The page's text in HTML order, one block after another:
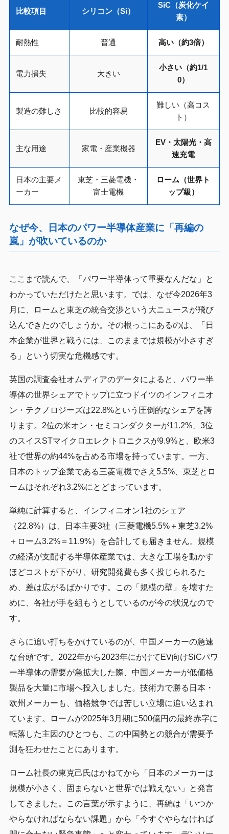
比較項目 シリコン（Si）
SiC（炭化ケイ
素）
耐熱性 普通 高い（約3倍）
電力損失 大きい
小さい（約1/1
0）
製造の難しさ 比較的容易
難しい（高コス
ト）
主な用途 家電・産業機器
EV・太陽光・高
速充電
日本の主要メ
ーカー
東芝・三菱電機・
富士電機
ローム（世界ト
ップ級）
なぜ今、日本のパワー半導体産業に「再編の
嵐」が吹いているのか
ここまで読んで、「パワー半導体って重要なんだな」と
わかっていただけたと思います。では、なぜ今2026年3
月に、ロームと東芝の統合交渉という大ニュースが飛び
込んできたのでしょうか。その根っこにあるのは、「日
本企業が世界と戦うには、このままでは規模が小さすぎ
る」という切実な危機感です。
英国の調査会社オムディアのデータによると、パワー半
導体の世界シェアでトップに立つドイツのインフィニオ
ン・テクノロジーズは22.8%という圧倒的なシェアを誇
ります。2位の米オン・セミコンダクターが11.2%、3位
のスイスSTマイクロエレクトロニクスが9.9%と、欧米3
社で世界の約44%を占める市場を持っています。一方、
日本のトップ企業である三菱電機でさえ5.5%、東芝とロ
ームはそれぞれ3.2%にとどまっています。
単純に計算すると、インフィニオン1社のシェア
（22.8%）は、日本主要3社（三菱電機5.5%＋東芝3.2%
＋ローム3.2%＝11.9%）を合計しても届きません。規模
の経済が支配する半導体産業では、大きな工場を動かす
ほどコストが下がり、研究開発費も多く投じられるた
め、差は広がるばかりです。この「規模の壁」を壊すた
めに、各社が手を組もうとしているのが今の状況なので
す。
さらに追い打ちをかけているのが、中国メーカーの急速
な台頭です。2022年から2023年にかけてEV向けSiCパワ
ー半導体の需要が急拡大した際、中国メーカーが低価格
製品を大量に市場へ投入しました。技術力で勝る日本・
欧州メーカーも、価格競争では苦しい立場に追い込まれ
ています。ロームが2025年3月期に500億円の最終赤字に
転落した主因のひとつも、この中国勢との競合が需要予
測を狂わせたことにあります。
ローム社長の東克己氏はかねてから「日本のメーカーは
規模が小さく、固まらないと世界では戦えない」と発言
してきました。この言葉が示すように、再編は「いつか
やらなければならない課題」から「今すぐやらなければ